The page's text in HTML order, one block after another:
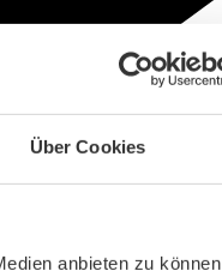
Über Cookies
anbieten zu können